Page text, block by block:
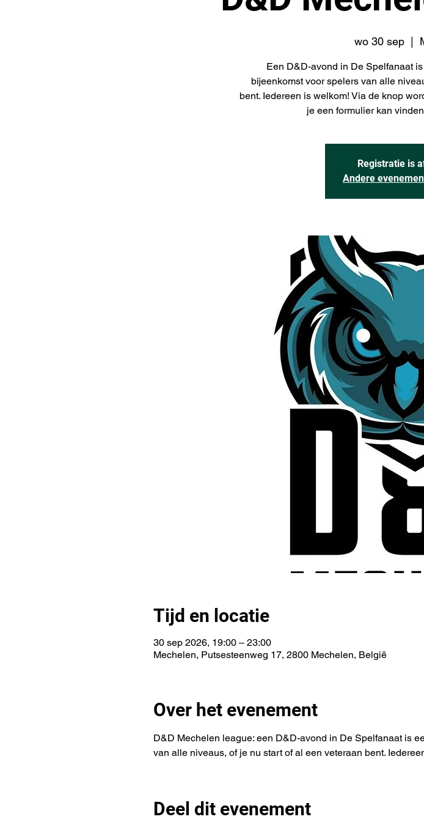
wo 30 sep
  |
Een D&D-avond in De Spelfanaat
bijeenkomst voor spelers van alle
bent. Iedereen is welkom! Via de knop
je een formulier kan
Registratie is
Andere
Tijd en locatie
30 sep 2026, 19:00 – 23:00
Mechelen, Putsesteenweg 17, 2800 Mechelen, België
Over het evenement
D&D Mechelen league: een D&D-avond in De Spelfanaat is
van alle niveaus, of je nu start of al een veteraan bent.
Deel dit evenement